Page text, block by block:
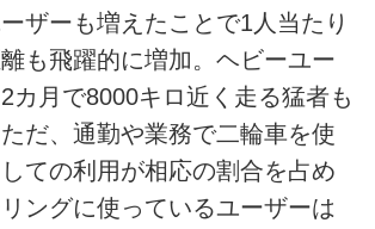
ーザーも増えたことで1人当たり
も飛躍的に増加。ヘビーユー
カ月で8000キロ近く走る猛者も
だ、通勤や業務で二輪車を使
ての利用が相応の割合を占め
ングに使っているユーザーは